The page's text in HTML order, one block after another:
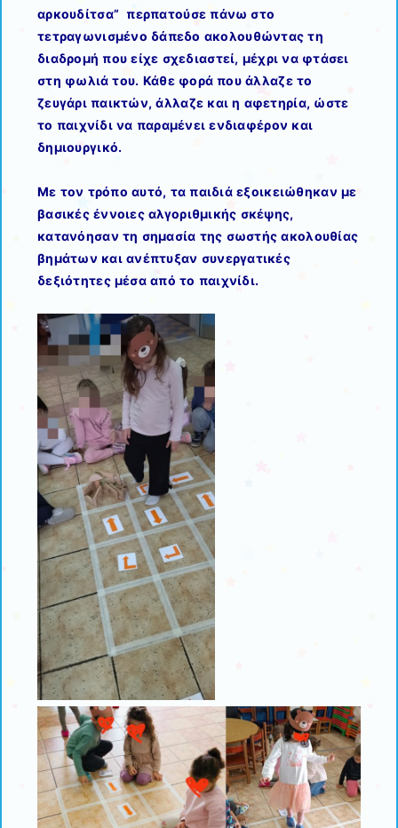
αρκουδίτσα” περπατούσε πάνω στο
τετραγωνισμένο δάπεδο ακολουθώντας τη
διαδρομή που είχε σχεδιαστεί, μέχρι να φτάσει
στη φωλιά του. Κάθε φορά που άλλαζε το
ζευγάρι παικτών, άλλαζε και η αφετηρία, ώστε
το παιχνίδι να παραμένει ενδιαφέρον και
δημιουργικό.
Με τον τρόπο αυτό, τα παιδιά εξοικειώθηκαν με
βασικές έννοιες αλγοριθμικής σκέψης,
κατανόησαν τη σημασία της σωστής ακολουθίας
βημάτων και ανέπτυξαν συνεργατικές
δεξιότητες μέσα από το παιχνίδι.